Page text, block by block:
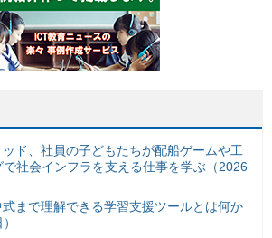
ド、社員の子どもたちが配船ゲームや工
社会インフラを支える仕事を学ぶ（2026
式まで理解できる学習支援ツールとは何か